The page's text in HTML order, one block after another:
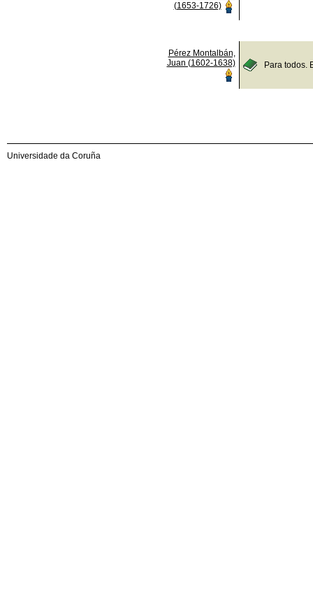
(1653-1726)
Pérez Montalbán,
Juan (1602-1638)
Para todos.
Universidade da Coruña